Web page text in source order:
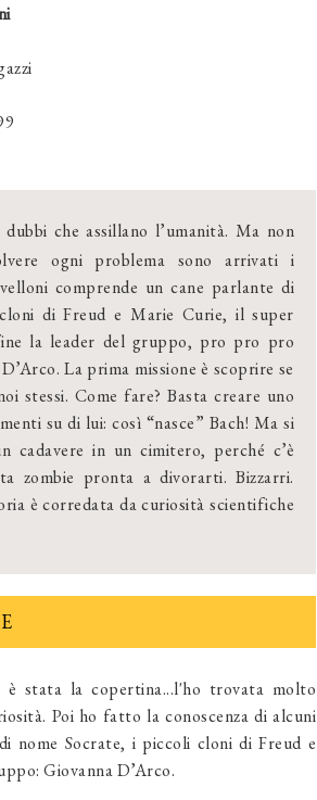
che assillano l’umanità. Ma non
ogni problema sono arrivati i
comprende un cane parlante di
di Freud e Marie Curie, il super
la leader del gruppo, pro pro pro
La prima missione è scoprire se
stessi. Come fare? Basta creare uno
su di lui: così “nasce” Bach! Ma si
cadavere in un cimitero, perché c’è
zombie pronta a divorarti. Bizzarri.
è corredata da curiosità scientifiche
stata la copertina...l'ho trovata molto
Poi ho fatto la conoscenza di alcuni
nome Socrate, i piccoli cloni di Freud e
Giovanna D’Arco.